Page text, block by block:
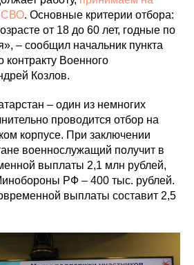
СВО. Основные критерии отбора:
от 18 до 60 лет, годные по
– сообщил начальник пункта
контракту Военного
Козлов.
– один из немногих
проводится отбор на
корпусе. При заключении
военнослужащий получит в
выплаты 2,1 млн рублей,
РФ – 400 тыс. рублей.
выплаты составит 2,5